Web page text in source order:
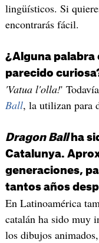
lingüísticos. Si
encontrarás fácil.
¿Alguna palabra
parecido
'Vatua l'olla!'
Ball, la utilizan para
Dragon Ballha
Catalunya.
generaciones,
tantos años
En Latinoamérica
catalán ha sido muy
los dibujos animados,